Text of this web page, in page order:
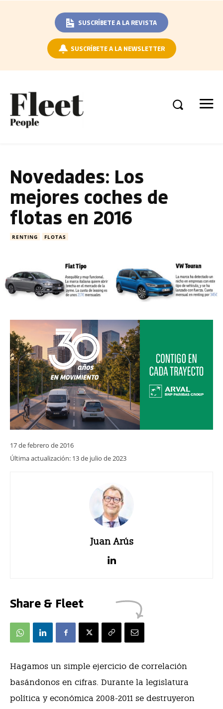
SUSCRÍBETE A LA REVISTA
SUSCRÍBETE A LA NEWSLETTER
Novedades: Los
mejores coches de
flotas en 2016
RENTING FLOTAS
17 de febrero de 2016
Última actualización: 13 de julio de 2023
Juan Arús
Share & Fleet
Hagamos un simple ejercicio de correlación
basándonos en cifras. Durante la legislatura
política y económica 2008-2011 se destruyeron